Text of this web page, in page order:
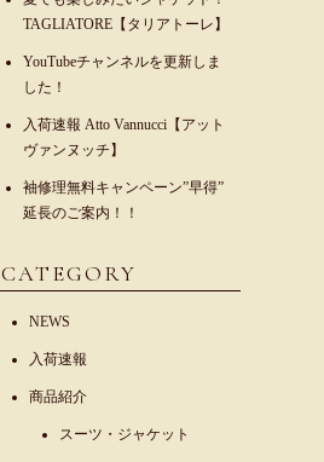
TAGLIATORE【タリアトーレ】
YouTubeチャンネルを更新しま
した！
入荷速報 Atto Vannucci【アット
ヴァンヌッチ】
袖修理無料キャンペーン”早得”
延長のご案内！！
CATEGORY
NEWS
入荷速報
商品紹介
スーツ・ジャケット